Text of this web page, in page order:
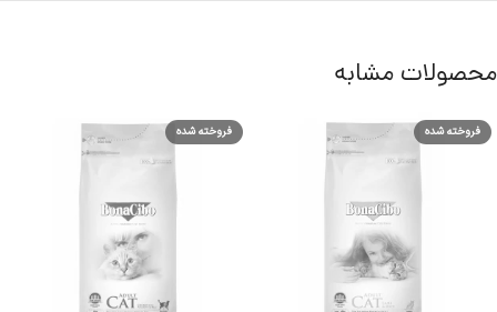
محصولات مشابه
فروخته شده فروخته شده